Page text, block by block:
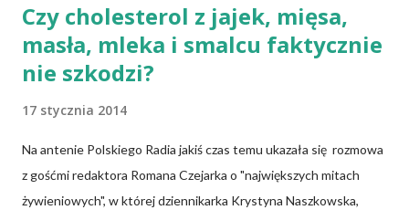
Czy cholesterol z jajek, mięsa,
masła, mleka i smalcu faktycznie
nie szkodzi?
17 stycznia 2014
Na antenie Polskiego Radia jakiś czas temu ukazała się rozmowa
z gośćmi redaktora Romana Czejarka o "największych mitach
żywieniowych", w której dziennikarka Krystyna Naszkowska,